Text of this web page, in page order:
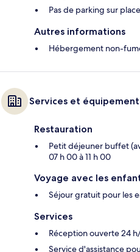
Pas de parking sur place
Autres informations
Hébergement non-
Services et
Restauration
Petit déjeuner buffet
07 h 00 à 11 h 00
Voyage avec les
Séjour gratuit pour les
Services
Réception ouverte 24
Service d'assistance